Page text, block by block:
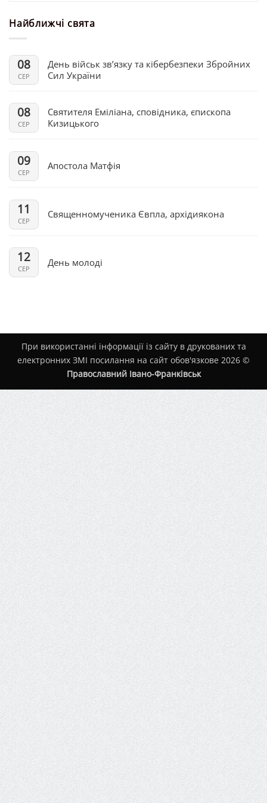
Найближчі свята
08
СЕР
День військ зв’язку та кібербезпеки Збройних
Сил України
08
СЕР
Святителя Еміліана, сповідника, єпископа
Кизицького
09
СЕР
Апостола Матфія
11
СЕР
Священномученика Євпла, архідиякона
12
СЕР
День молоді
При використанні інформації із сайту в друкованих та
електронних ЗМІ посилання на сайт обов'язкове 2026 ©
Православний Івано-Франківськ